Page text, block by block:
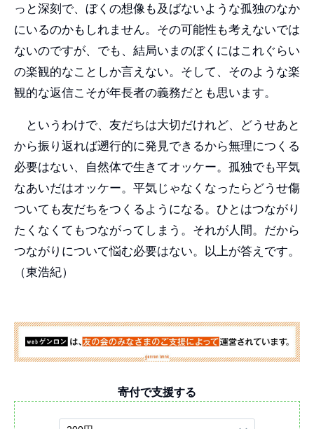
っと深刻で、ぼくの想像も及ばないような孤独のなか
にいるのかもしれません。その可能性も考えないでは
ないのですが、でも、結局いまのぼくにはこれぐらい
の楽観的なことしか言えない。そして、そのような楽
観的な返信こそが年長者の義務だとも思います。
というわけで、友だちは大切だけれど、どうせあと
から振り返れば遡行的に発見できるから無理につくる
必要はない、自然体で生きてオッケー。孤独でも平気
なあいだはオッケー。平気じゃなくなったらどうせ傷
ついても友だちをつくるようになる。ひとはつながり
たくなくてもつながってしまう。それが人間。だから
つながりについて悩む必要はない。以上が答えです。
（東浩紀）
寄付で支援する